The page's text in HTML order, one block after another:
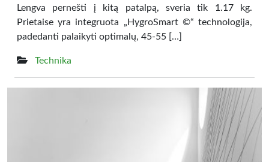
Lengva pernešti į kitą patalpą, sveria tik 1.17 kg.
Prietaise yra integruota „HygroSmart ©“ technologija,
padedanti palaikyti optimalų, 45-55 […]
Technika